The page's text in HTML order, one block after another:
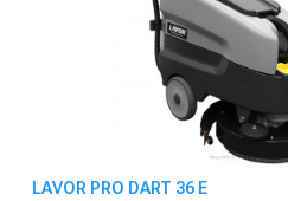
LAVOR PRO DART 36 E